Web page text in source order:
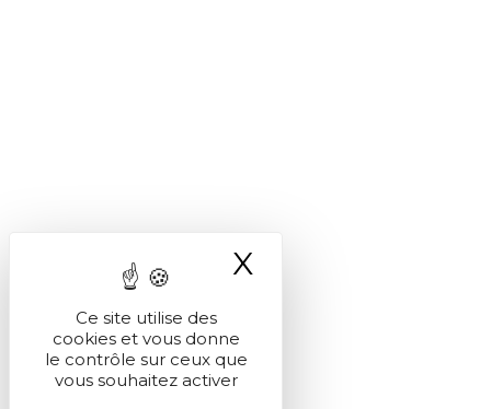
Ce site utilise des
cookies et vous donne
le contrôle sur ceux que
vous souhaitez activer
X